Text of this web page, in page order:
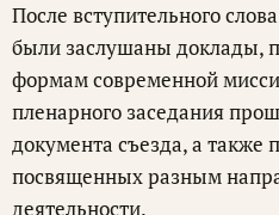
После вступительного
были заслушаны доклады,
формам современной
пленарного заседания
документа съезда, а также
посвященных разным
деятельности.